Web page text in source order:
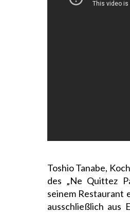
Toshio Tanabe,
des „Ne Quittez
seinem Restaurant
ausschließlich aus